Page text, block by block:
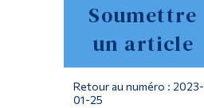
Soumettre
un article
Retour au numéro : 2023-
01-25